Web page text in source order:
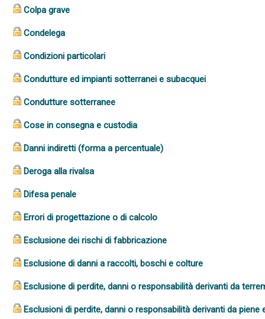
Colpa grave
Condelega
Condizioni particolari
Condutture ed impianti sotterranei e subacquei
Condutture sotterranee
Cose in consegna e custodia
Danni indiretti (forma a percentuale)
Deroga alla rivalsa
Difesa penale
Errori di progettazione o di calcolo
Esclusione dei rischi di fabbricazione
Esclusione di danni a raccolti, boschi e colture
Esclusione di perdite, danni o responsabilità derivanti da
Esclusioni di perdite, danni o responsabilità derivanti da piene